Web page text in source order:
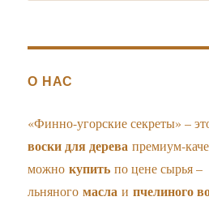
О НАС
«Финно-угорские секреты» –
воски для дерева премиум-
можнокупить по цене сырья –
льняногомасла ипчелиного